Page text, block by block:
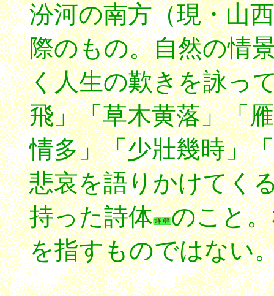
汾河の南方（現・山
際のもの。自然の情
く人生の歎きを詠っ
飛」「草木黄落」「
情多」「少壯幾時」
悲哀を語りかけてく
持った詩体
のこと
を指すものではない